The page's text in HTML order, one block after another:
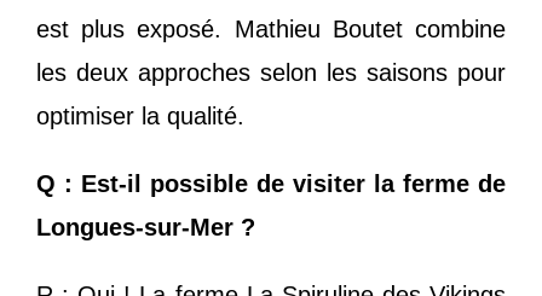
est plus exposé. Mathieu Boutet combine
les deux approches selon les saisons pour
optimiser la qualité.
Q : Est-il possible de visiter la ferme de
Longues-sur-Mer ?